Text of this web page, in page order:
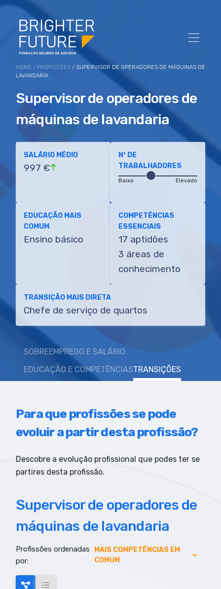
HOME / PROFISSÕES / SUPERVISOR DE OPERADORES DE MÁQUINAS DE
LAVANDARIA
Supervisor de operadores de
máquinas de lavandaria
SALÁRIO MÉDIO
997 €
Nº DE
TRABALHADORES
Baixo Elevado
EDUCAÇÃO MAIS
COMUM
Ensino básico
COMPETÊNCIAS
ESSENCIAIS
17 aptidões
3 áreas de
conhecimento
TRANSIÇÃO MAIS DIRETA
Chefe de serviço de quartos
SOBREEMPREGO E SALÁRIO
EDUCAÇÃO E COMPETÊNCIASTRANSIÇÕES
Para que profissões se pode
evoluir a partir desta profissão?
Descobre a evolução profissional que podes ter se
partires desta profissão.
Supervisor de operadores de
máquinas de lavandaria
Profissões ordenadas
por:
MAIS COMPETÊNCIAS EM
COMUM
AUMENTO DE EMPREGO